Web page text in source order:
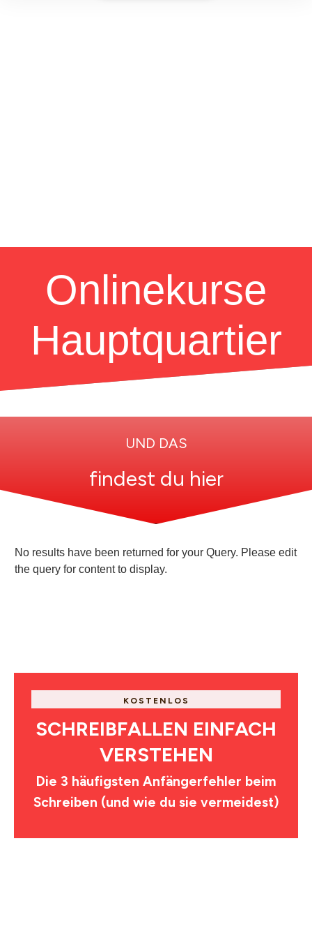
Onlinekurse
Hauptquartier
UND DAS
findest du hier
No results have been returned for your Query. Please edit
the query for content to display.
KOSTENLOS
SCHREIBFALLEN EINFACH
VERSTEHEN
Die 3 häufigsten Anfängerfehler beim
Schreiben (und wie du sie vermeidest)